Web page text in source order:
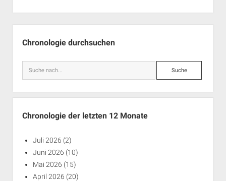
Chronologie durchsuchen
Suche
Chronologie der letzten 12 Monate
Juli 2026 (2)
Juni 2026 (10)
Mai 2026 (15)
April 2026 (20)